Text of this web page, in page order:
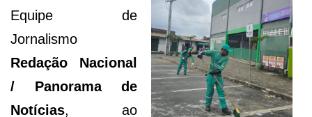
Equipe de
Jornalismo
Redação Nacional
/ Panorama de
Notícias, ao